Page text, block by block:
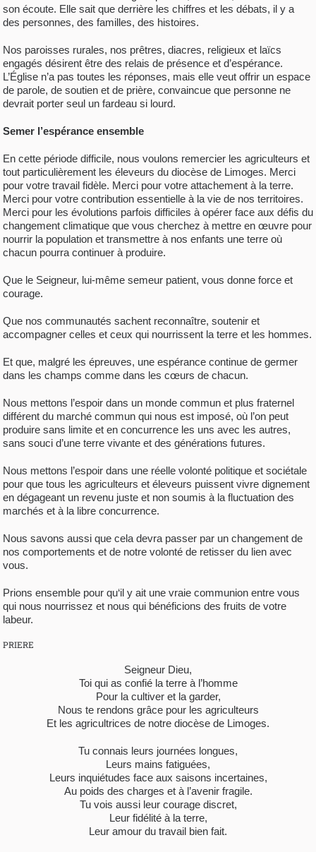
son écoute. Elle sait que derrière les chiffres et les débats, il y a
des personnes, des familles, des histoires.
Nos paroisses rurales, nos prêtres, diacres, religieux et laïcs
engagés désirent être des relais de présence et d’espérance.
L’Église n’a pas toutes les réponses, mais elle veut offrir un espace
de parole, de soutien et de prière, convaincue que personne ne
devrait porter seul un fardeau si lourd.
Semer l’espérance ensemble
En cette période difficile, nous voulons remercier les agriculteurs et
tout particulièrement les éleveurs du diocèse de Limoges. Merci
pour votre travail fidèle. Merci pour votre attachement à la terre.
Merci pour votre contribution essentielle à la vie de nos territoires.
Merci pour les évolutions parfois difficiles à opérer face aux défis du
changement climatique que vous cherchez à mettre en œuvre pour
nourrir la population et transmettre à nos enfants une terre où
chacun pourra continuer à produire.
Que le Seigneur, lui-même semeur patient, vous donne force et
courage.
Que nos communautés sachent reconnaître, soutenir et
accompagner celles et ceux qui nourrissent la terre et les hommes.
Et que, malgré les épreuves, une espérance continue de germer
dans les champs comme dans les cœurs de chacun.
Nous mettons l’espoir dans un monde commun et plus fraternel
différent du marché commun qui nous est imposé, où l’on peut
produire sans limite et en concurrence les uns avec les autres,
sans souci d’une terre vivante et des générations futures.
Nous mettons l’espoir dans une réelle volonté politique et sociétale
pour que tous les agriculteurs et éleveurs puissent vivre dignement
en dégageant un revenu juste et non soumis à la fluctuation des
marchés et à la libre concurrence.
Nous savons aussi que cela devra passer par un changement de
nos comportements et de notre volonté de retisser du lien avec
vous.
Prions ensemble pour qu‘il y ait une vraie communion entre vous
qui nous nourrissez et nous qui bénéficions des fruits de votre
labeur.
PRIERE
Seigneur Dieu,
Toi qui as confié la terre à l’homme
Pour la cultiver et la garder,
Nous te rendons grâce pour les agriculteurs
Et les agricultrices de notre diocèse de Limoges.
Tu connais leurs journées longues,
Leurs mains fatiguées,
Leurs inquiétudes face aux saisons incertaines,
Au poids des charges et à l’avenir fragile.
Tu vois aussi leur courage discret,
Leur fidélité à la terre,
Leur amour du travail bien fait.